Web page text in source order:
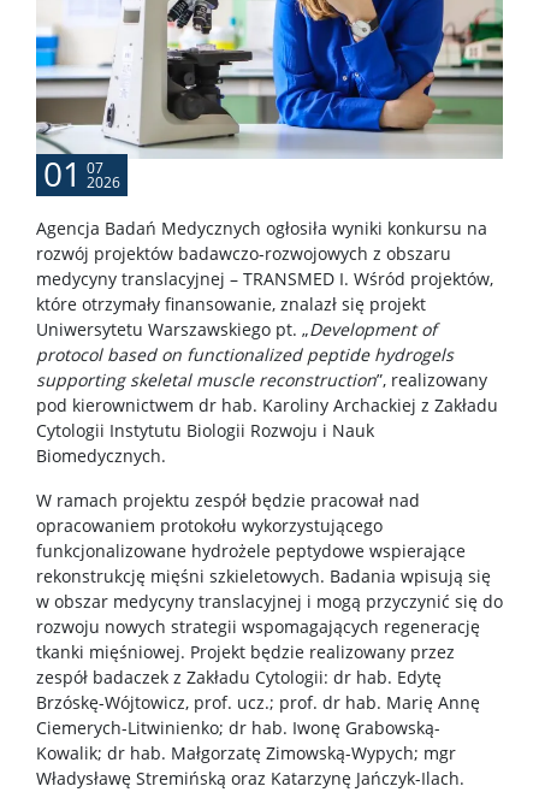
Spółki spin-off
KONTAKT
01 07
2026
Agencja Badań Medycznych ogłosiła wyniki konkursu na
rozwój projektów badawczo-rozwojowych z obszaru
medycyny translacyjnej – TRANSMED I. Wśród projektów,
które otrzymały finansowanie, znalazł się projekt
Uniwersytetu Warszawskiego pt. „Development of
protocol based on functionalized peptide hydrogels
supporting skeletal muscle reconstruction”, realizowany
pod kierownictwem dr hab. Karoliny Archackiej z Zakładu
Cytologii Instytutu Biologii Rozwoju i Nauk
Biomedycznych.
W ramach projektu zespół będzie pracował nad
opracowaniem protokołu wykorzystującego
funkcjonalizowane hydrożele peptydowe wspierające
rekonstrukcję mięśni szkieletowych. Badania wpisują się
w obszar medycyny translacyjnej i mogą przyczynić się do
rozwoju nowych strategii wspomagających regenerację
tkanki mięśniowej. Projekt będzie realizowany przez
zespół badaczek z Zakładu Cytologii: dr hab. Edytę
Brzóskę-Wójtowicz, prof. ucz.; prof. dr hab. Marię Annę
Ciemerych-Litwinienko; dr hab. Iwonę Grabowską-
Kowalik; dr hab. Małgorzatę Zimowską-Wypych; mgr
Władysławę Stremińską oraz Katarzynę Jańczyk-Ilach.